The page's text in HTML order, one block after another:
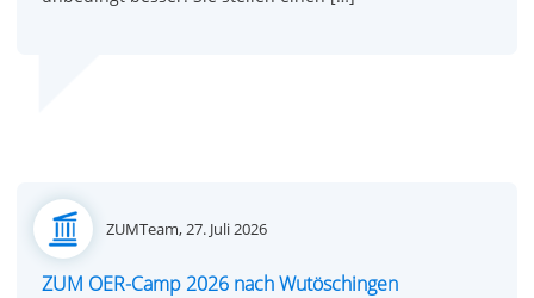
ZUMTeam, Posted
27. Juli 2026
ZUM OER-Camp 2026 nach Wutöschingen